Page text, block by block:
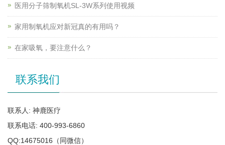
医用分子筛制氧机SL-3W系列使用视频
家用制氧机应对新冠真的有用吗？
在家吸氧，要注意什么？
联系我们
联系人: 神鹿医疗
联系电话: 400-993-6860
QQ:14675016（同微信）